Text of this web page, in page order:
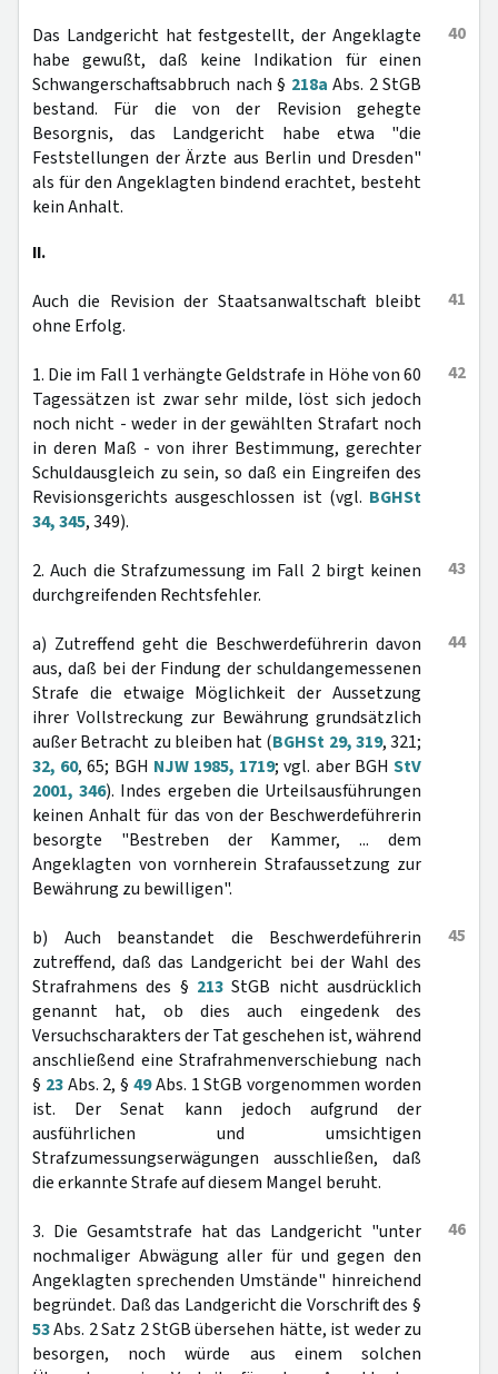
40
Das Landgericht hat festgestellt, der Angeklagte
habe gewußt, daß keine Indikation für einen
Schwangerschaftsabbruch nach § 218a Abs. 2 StGB
bestand. Für die von der Revision gehegte
Besorgnis, das Landgericht habe etwa "die
Feststellungen der Ärzte aus Berlin und Dresden"
als für den Angeklagten bindend erachtet, besteht
kein Anhalt.
II.
41
Auch die Revision der Staatsanwaltschaft bleibt
ohne Erfolg.
42
1. Die im Fall 1 verhängte Geldstrafe in Höhe von 60
Tagessätzen ist zwar sehr milde, löst sich jedoch
noch nicht - weder in der gewählten Strafart noch
in deren Maß - von ihrer Bestimmung, gerechter
Schuldausgleich zu sein, so daß ein Eingreifen des
Revisionsgerichts ausgeschlossen ist (vgl. BGHSt
34, 345, 349).
43
2. Auch die Strafzumessung im Fall 2 birgt keinen
durchgreifenden Rechtsfehler.
44
a) Zutreffend geht die Beschwerdeführerin davon
aus, daß bei der Findung der schuldangemessenen
Strafe die etwaige Möglichkeit der Aussetzung
ihrer Vollstreckung zur Bewährung grundsätzlich
außer Betracht zu bleiben hat (BGHSt 29, 319, 321;
32, 60, 65; BGH NJW 1985, 1719; vgl. aber BGHStV
2001, 346). Indes ergeben die Urteilsausführungen
keinen Anhalt für das von der Beschwerdeführerin
besorgte "Bestreben der Kammer, ... dem
Angeklagten von vornherein Strafaussetzung zur
Bewährung zu bewilligen".
45
b) Auch beanstandet die Beschwerdeführerin
zutreffend, daß das Landgericht bei der Wahl des
Strafrahmens des § 213 StGB nicht ausdrücklich
genannt hat, ob dies auch eingedenk des
Versuchscharakters der Tat geschehen ist, während
anschließend eine Strafrahmenverschiebung nach
§ 23Abs. 2, §49Abs. 1 StGB vorgenommen worden
ist. Der Senat kann jedoch aufgrund der
ausführlichen und umsichtigen
Strafzumessungserwägungen ausschließen, daß
die erkannte Strafe auf diesem Mangel beruht.
46
3. Die Gesamtstrafe hat das Landgericht "unter
nochmaliger Abwägung aller für und gegen den
Angeklagten sprechenden Umstände" hinreichend
begründet. Daß das Landgericht die Vorschrift des §
53Abs. 2 Satz 2 StGB übersehen hätte, ist weder zu
besorgen, noch würde aus einem solchen